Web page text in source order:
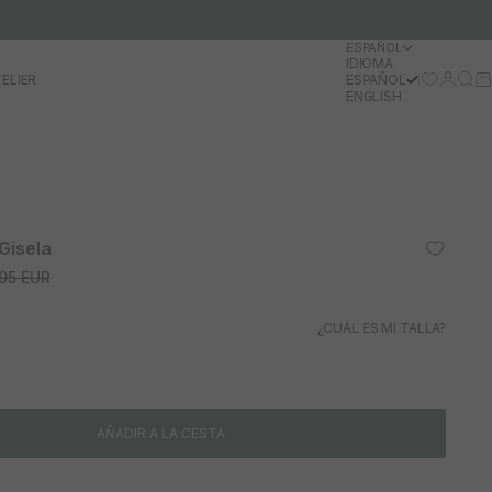
ESPAÑOL
IDIOMA
ESPAÑOL
ENGLISH
Iniciar
normal
EUR
¿CUÁL ES MI TALLA?
AÑADIR A LA CESTA